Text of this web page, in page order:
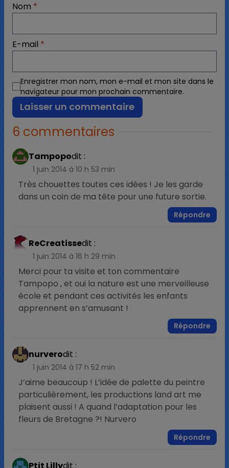
Nom *
E-mail *
Enregistrer mon nom, mon e-mail et mon site dans le
navigateur pour mon prochain commentaire.
6 commentaires
Tampopodit :
1 juin 2014 à 10 h 53 min
Très chouettes toutes ces idées ! Je les garde
dans un coin de ma tête pour une future sortie.
Répondre
ReCreatissedit :
1 juin 2014 à 16 h 29 min
Merci pour ta visite et ton commentaire
Tampopo , et oui la nature est une merveilleuse
école et pendant ces activités les enfants
apprennent en s’amusant !
Répondre
nurverodit :
1 juin 2014 à 17 h 52 min
J’aime beaucoup ! L’idée de palette du peintre
particulièrement, les productions land art me
plaisent aussi ! A quand l’adaptation pour les
fleurs de Bretagne ?! Nurvero
Répondre